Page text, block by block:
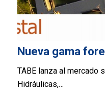
Nueva gama
TABE lanza al mercado
Hidráulicas,…